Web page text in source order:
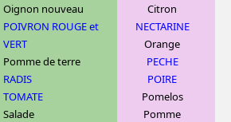
Oignon nouveau
POIVRON ROUGE et
VERT
Pomme de terre
RADIS
TOMATE
Salade
Citron
NECTARINE
Orange
PECHE
POIRE
Pomelos
Pomme